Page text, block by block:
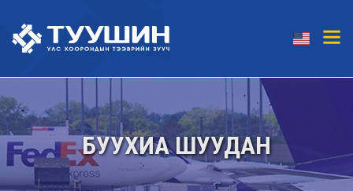
БУУХИА ШУУДАН